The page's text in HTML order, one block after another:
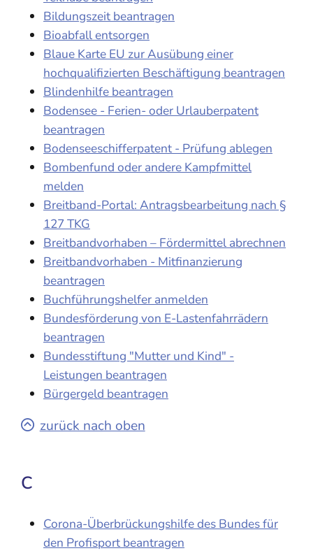
Bildungszeit beantragen
Bioabfall entsorgen
Blaue Karte EU zur Ausübung einer
hochqualifizierten Beschäftigung beantragen
Blindenhilfe beantragen
Bodensee - Ferien- oder Urlauberpatent
beantragen
Bodenseeschifferpatent - Prüfung ablegen
Bombenfund oder andere Kampfmittel
melden
Breitband-Portal: Antragsbearbeitung nach §
127 TKG
Breitbandvorhaben – Fördermittel abrechnen
Breitbandvorhaben - Mitfinanzierung
beantragen
Buchführungshelfer anmelden
Bundesförderung von E-Lastenfahrrädern
beantragen
Bundesstiftung "Mutter und Kind" -
Leistungen beantragen
Bürgergeld beantragen
zurück nach oben
C
Corona-Überbrückungshilfe des Bundes für
den Profisport beantragen